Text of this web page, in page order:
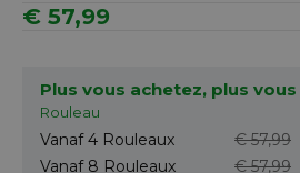
€ 57,99
Plus vous achetez, plus
Rouleau
Vanaf 4 Rouleaux € 57,99
Vanaf 8 Rouleaux € 57,99